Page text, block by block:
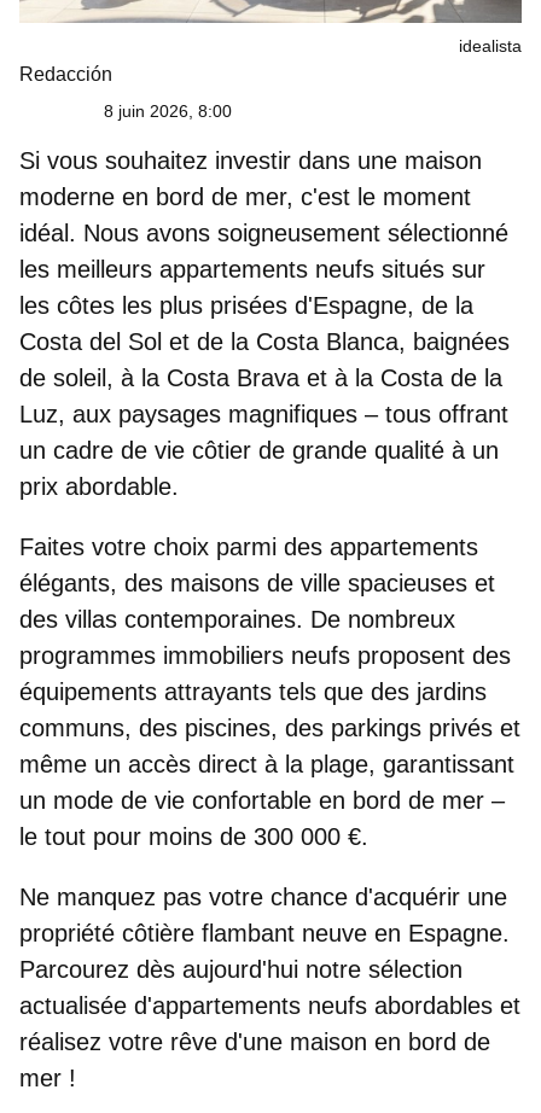
idealista
Redacción
8 juin 2026, 8:00
Si vous souhaitez investir dans une maison
moderne en bord de mer, c'est le moment
idéal. Nous avons soigneusement sélectionné
les meilleurs appartements neufs situés sur
les côtes les plus prisées d'Espagne, de la
Costa del Sol et de la Costa Blanca, baignées
de soleil, à la Costa Brava et à la Costa de la
Luz, aux paysages magnifiques – tous offrant
un cadre de vie côtier de grande qualité à un
prix abordable.
Faites votre choix parmi des appartements
élégants, des maisons de ville spacieuses et
des villas contemporaines. De nombreux
programmes immobiliers neufs proposent des
équipements attrayants tels que des jardins
communs, des piscines, des parkings privés et
même un accès direct à la plage, garantissant
un mode de vie confortable en bord de mer –
le tout pour moins de 300 000 €.
Ne manquez pas votre chance d'acquérir une
propriété côtière flambant neuve en Espagne.
Parcourez dès aujourd'hui notre sélection
actualisée d'appartements neufs abordables et
réalisez votre rêve d'une maison en bord de
mer !